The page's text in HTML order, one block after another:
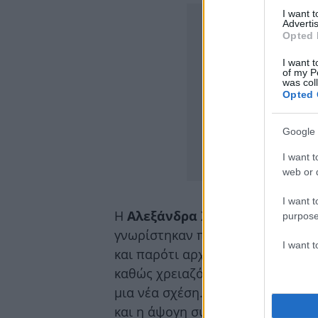
I want
Opted
I want
of my
was
Opted
Google
I want
web or
I want
I want
Η Αλεξάνδρα Χατζηγεωργίου
γνωρίστηκαν πριν από έναν
και παρότι αρχικά η
καθώς χρειαζόταν χρόνο
μια νέα σχέση. Η ευγενική
και η άψογη συμπεριφορά του